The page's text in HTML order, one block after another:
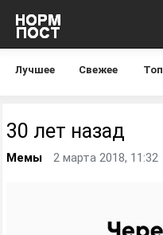
Лучшее Свежее Топ
30 лет назад
Мемы 2 марта 2018, 11:32